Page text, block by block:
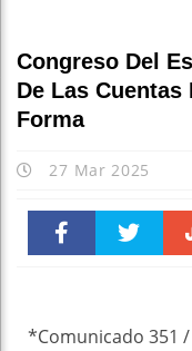
Congreso Del
De Las
Forma
27 Mar 2025
*Comunicado 351